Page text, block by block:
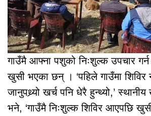
गाउँमै आफ्ना पशुको निःशुल्क उपचार गर्न
खुसी भएका छन् । ‘पहिले गाउँमा शिविर
जानुपथ्र्यो खर्च पनि धेरै हुन्थ्यो,’
भने, ‘गाउँमै निःशुल्क शिविर आएपछि